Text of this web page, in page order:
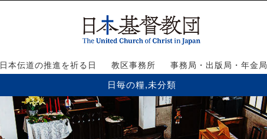
日本伝道の推進を祈る日 教区事務所 事務局・出版局・年金局
日毎の糧,未分類